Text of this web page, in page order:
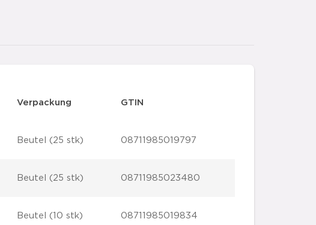
Verpackung GTIN
Beutel (25 stk) 08711985019797
Beutel (25 stk) 08711985023480
Beutel (10 stk) 08711985019834